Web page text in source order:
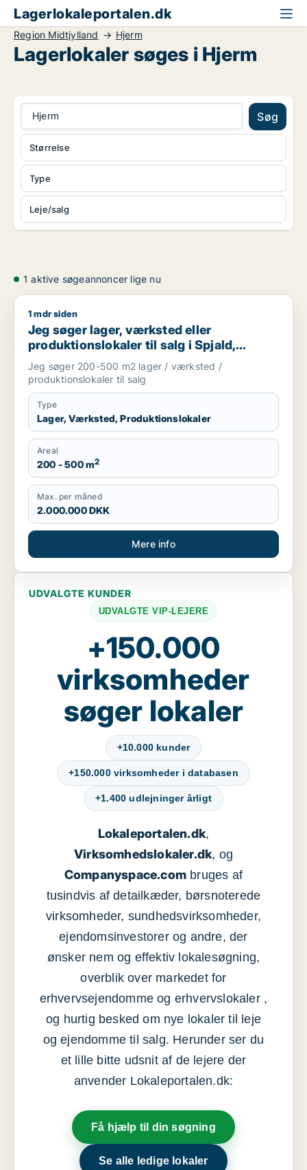
Lagerlokaleportalen.dk
Region Midtjylland Hjerm
Lagerlokaler søges i Hjerm
Hjerm Søg
Type
Leje/salg
Størrelse
1 aktive søgeannoncer lige nu
Jeg søger lager, værksted eller produktionslokaler til salg i
1 mdr siden
Jeg søger lager, værksted eller
produktionslokaler til salg i Spjald,
Ørnhøj eller Tim m.fl.
Jeg søger 200-500 m2 lager / værksted /
produktionslokaler til salg
Type
Lager, Værksted, Produktionslokaler
Areal
200 - 500 m2
Max. per måned
2.000.000 DKK
Mere info
UDVALGTE KUNDER
UDVALGTE VIP-LEJERE
+150.000
virksomheder
søger lokaler
+10.000 kunder
+150.000 virksomheder i databasen
+1.400 udlejninger årligt
Lokaleportalen.dk,
Virksomhedslokaler.dk, og
Companyspace.com bruges af
tusindvis af detailkæder, børsnoterede
virksomheder, sundhedsvirksomheder,
ejendomsinvestorer og andre, der
ønsker nem og effektiv lokalesøgning,
overblik over markedet for
erhvervsejendomme og erhvervslokaler ,
og hurtig besked om nye lokaler til leje
og ejendomme til salg. Herunder ser du
et lille bitte udsnit af de lejere der
anvender Lokaleportalen.dk:
Få hjælp til din søgning
Se alle ledige lokaler